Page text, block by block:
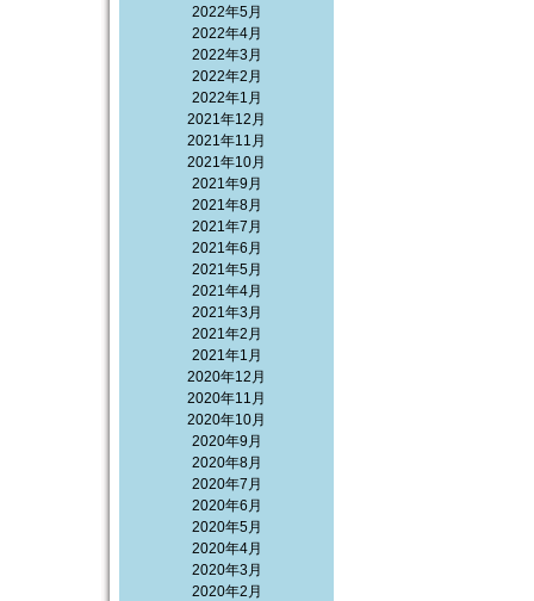
2022年5月
2022年4月
2022年3月
2022年2月
2022年1月
2021年12月
2021年11月
2021年10月
2021年9月
2021年8月
2021年7月
2021年6月
2021年5月
2021年4月
2021年3月
2021年2月
2021年1月
2020年12月
2020年11月
2020年10月
2020年9月
2020年8月
2020年7月
2020年6月
2020年5月
2020年4月
2020年3月
2020年2月